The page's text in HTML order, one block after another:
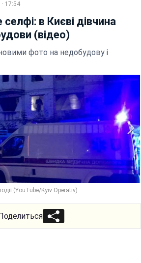
17:54
в Києві дівчина
(відео)
фото на недобудову і
(YouTube/Kyiv Operativ)
Поделиться